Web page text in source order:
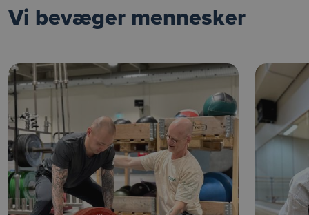
Vi bevæger mennesker